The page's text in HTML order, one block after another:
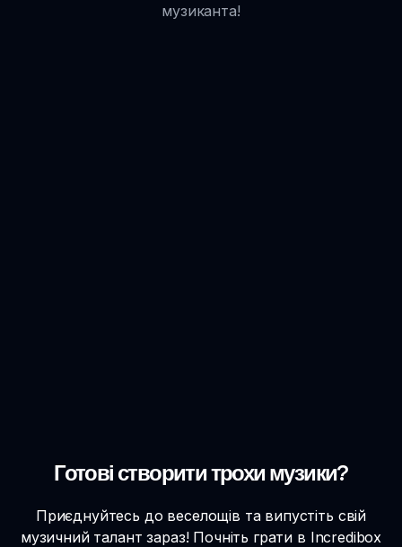
музиканта!
Готові створити трохи музики?
Приєднуйтесь до веселощів та випустіть свій
музичний талант зараз! Почніть грати в Incredibox